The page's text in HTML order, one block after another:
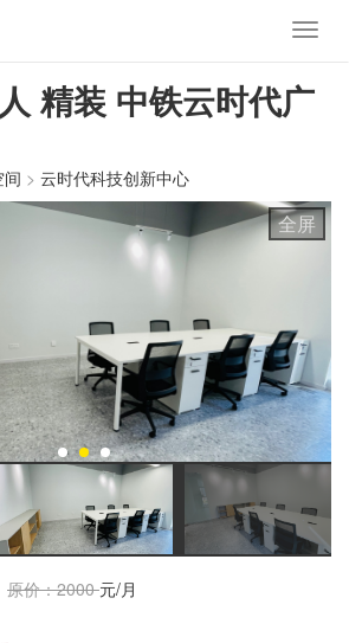
精装 中铁云时代广
> 云时代科技创新中心
全屏
原价：2000元/月